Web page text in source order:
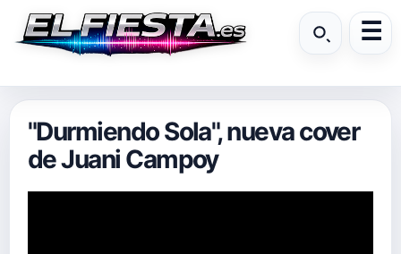
"Durmiendo Sola", nueva cover
de Juani Campoy